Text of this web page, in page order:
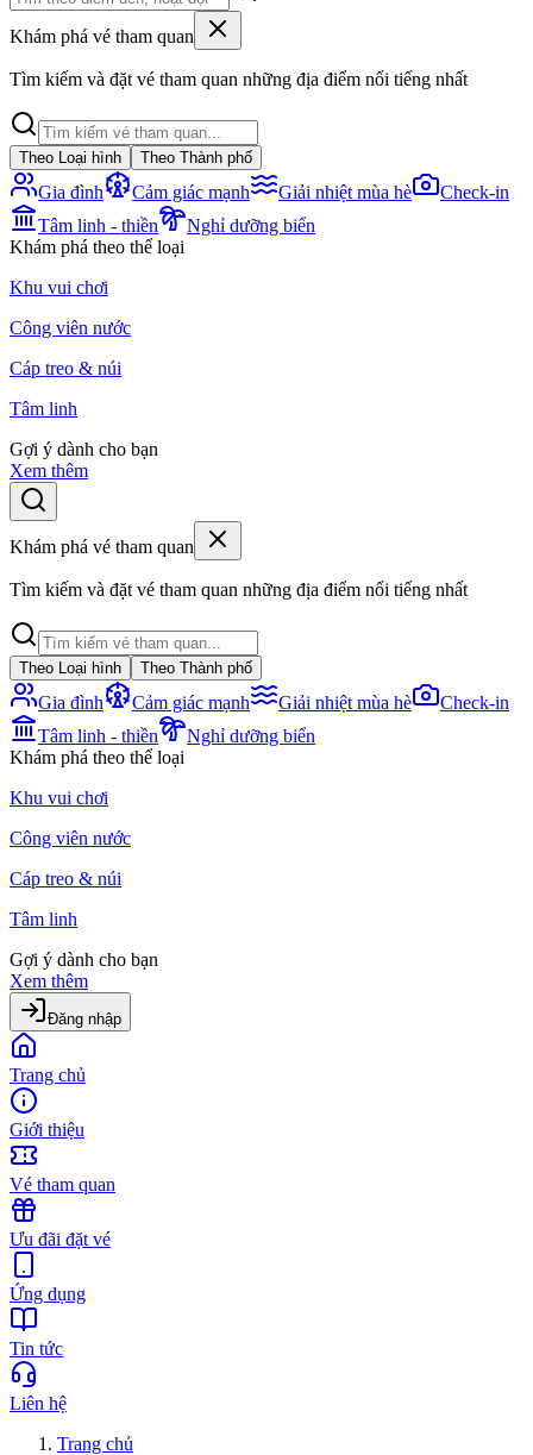
Khám phá vé tham quan
Tìm kiếm và đặt vé tham quan những địa điểm nổi tiếng nhất
Theo Loại hình Theo Thành phố
Gia đình Cảm giác mạnh Giải nhiệt mùa hè
Check-in
Tâm linh - thiền
Nghỉ dưỡng biển
Khám phá theo thể loại
Khu vui chơi
Công viên nước
Cáp treo & núi
Tâm linh
Gợi ý dành cho bạn
Xem thêm
Khám phá vé tham quan
Tìm kiếm và đặt vé tham quan những địa điểm nổi tiếng nhất
Theo Loại hình Theo Thành phố
Gia đình Cảm giác mạnh Giải nhiệt mùa hè
Check-in
Tâm linh - thiền
Nghỉ dưỡng biển
Khám phá theo thể loại
Khu vui chơi
Công viên nước
Cáp treo & núi
Tâm linh
Gợi ý dành cho bạn
Xem thêm
Đăng nhập
Trang chủ
Giới thiệu
Vé tham quan
Ưu đãi đặt vé
Ứng dụng
Tin tức
Liên hệ
Trang chủ